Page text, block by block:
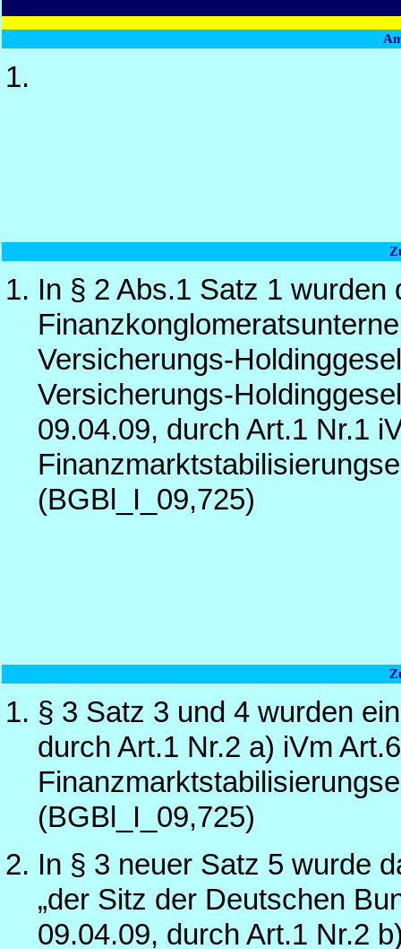
In § 2 Abs.1 Satz 1 wurden
Versicherungs-
Versicherungs-
09.04.09, durch Art.1 Nr.1
(BGBl_I_09,725)
§ 3 Satz 3 und 4 wurden
durch Art.1 Nr.2 a) iVm
(BGBl_I_09,725)
In § 3 neuer Satz 5 wurde
„der Sitz der Deutschen
09.04.09, durch Art.1 Nr.2